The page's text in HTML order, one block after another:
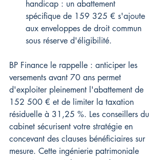
handicap : un abattement
spécifique de 159 325 € s'ajoute
aux enveloppes de droit commun
sous réserve d'éligibilité.
BP Finance le rappelle : anticiper les
versements avant 70 ans permet
d'exploiter pleinement l'abattement de
152 500 € et de limiter la taxation
résiduelle à 31,25 %. Les conseillers du
cabinet sécurisent votre stratégie en
concevant des clauses bénéficiaires sur
mesure. Cette ingénierie patrimoniale